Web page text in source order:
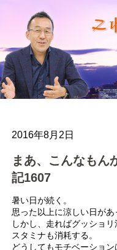
2016年8月2日
まあ、こんなも
記1607
暑い日が続く。
思った以上に涼しい日があ
しかし、走ればグッショ
スタミナも消耗する。
どうしてもモチベーション